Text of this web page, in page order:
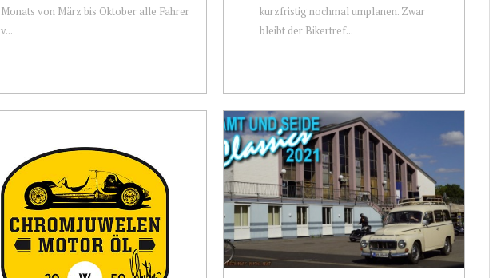
Monats von März bis Oktober alle Fahrer
v...
kurzfristig nochmal umplanen. Zwar
bleibt der Bikertref...